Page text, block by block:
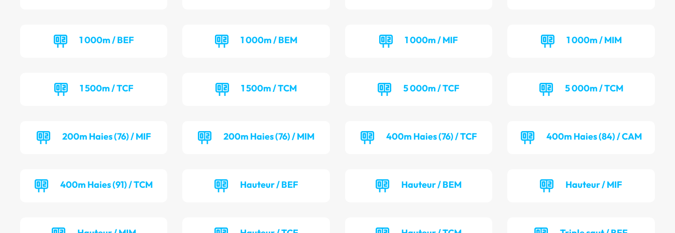
1 000m / BEF 1 000m / BEM 1 000m / MIF 1 000m / MIM
1 500m / TCF 1 500m / TCM 5 000m / TCF 5 000m / TCM
200m Haies (76) / MIF 200m Haies (76) / MIM 400m Haies (76) / TCF 400m Haies (84) / CAM
400m Haies (91) / TCM Hauteur / BEF Hauteur / BEM Hauteur / MIF